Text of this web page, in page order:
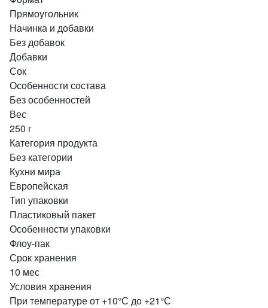
Прямоугольник
Начинка и добавки
Без добавок
Добавки
Сок
Особенности состава
Без особенностей
Вес
250 г
Категория продукта
Без категории
Кухни мира
Европейская
Тип упаковки
Пластиковый пакет
Особенности упаковки
Флоу-пак
Срок хранения
10 мес
Условия хранения
При температуре от +10°С до +21°С